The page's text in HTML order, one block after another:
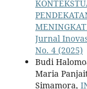
Jurnal
No. 4 (2025)
Budi
Maria
Simamora,